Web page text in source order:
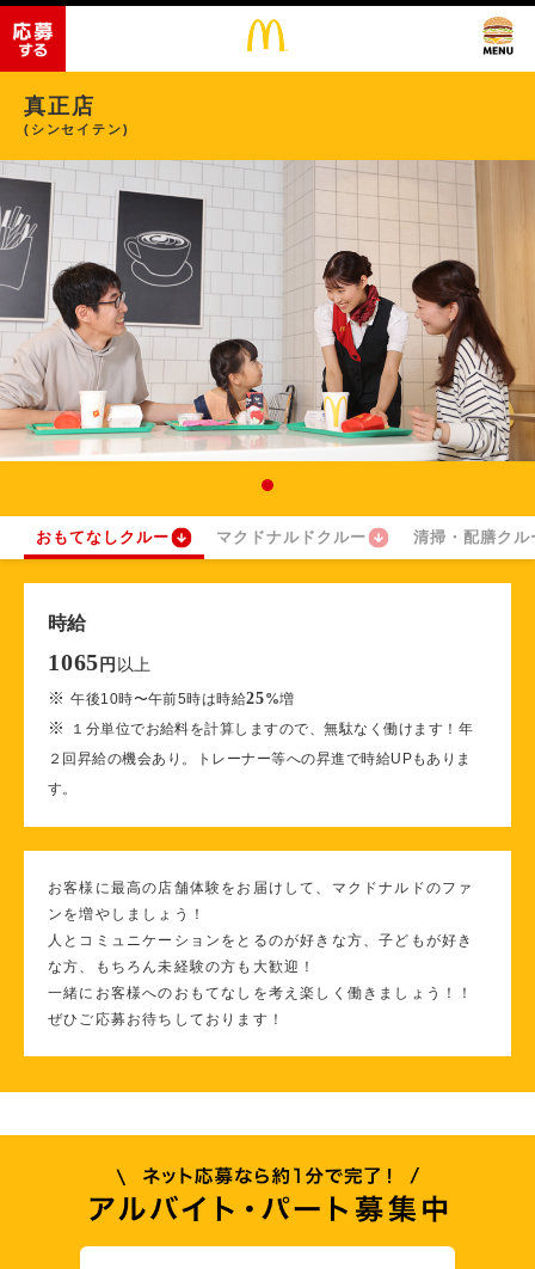
真正店
(シンセイテン)
おもてなしクルー マクドナルドクルー 清掃・配膳クル
時給
1065 円 以上
※午後10時〜午前5時は時給25%増
※
１分単位でお給料を計算しますので、無駄なく働けます！年
２回昇給の機会あり。トレーナー等への昇進で時給UPもありま
す。
お客様に最高の店舗体験をお届けして、マクドナルドのファ
ンを増やしましょう！
人とコミュニケーションをとるのが好きな方、子どもが好き
な方、もちろん未経験の方も大歓迎！
一緒にお客様へのおもてなしを考え楽しく働きましょう！！
ぜひご応募お待ちしております！